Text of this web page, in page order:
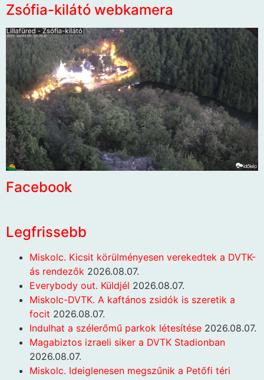
Zsófia-kilátó webkamera
Facebook
Legfrissebb
Miskolc. Kicsit körülményesen verekedtek a DVTK-
ás rendezők 2026.08.07.
Everybody out. Küldjél 2026.08.07.
Miskolc-DVTK. A kaftános zsidók is szeretik a
focit 2026.08.07.
Indulhat a szélerőmű parkok létesítése 2026.08.07.
Magabiztos izraeli siker a DVTK Stadionban
2026.08.07.
Miskolc. Ideiglenesen megszűnik a Petőfi téri